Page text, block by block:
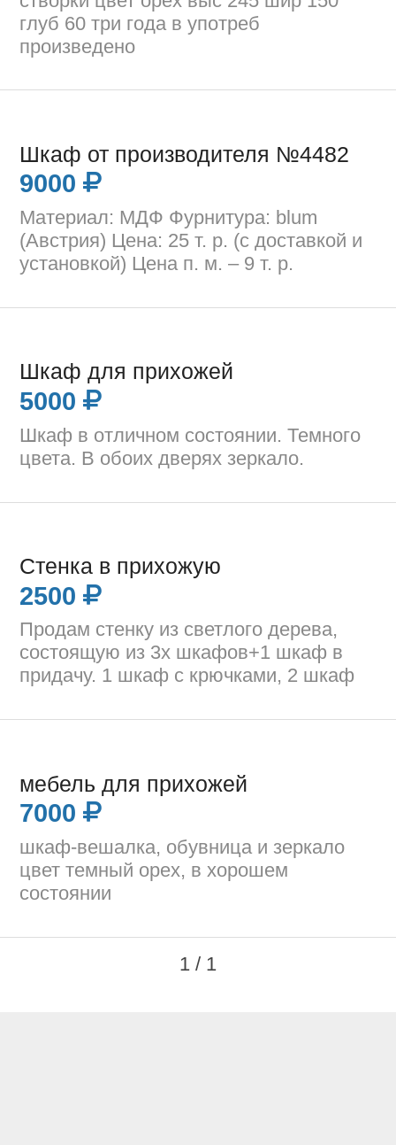
глуб 60 три года в употреб
произведено
Шкаф от производителя №4482
9000
Материал: МДФ Фурнитура: blum
(Австрия) Цена: 25 т. р. (с доставкой и
установкой) Цена п. м. – 9 т. р.
Шкаф для прихожей
5000
Шкаф в отличном состоянии. Темного
цвета. В обоих дверях зеркало.
Стенка в прихожую
2500
Продам стенку из светлого дерева,
состоящую из 3х шкафов+1 шкаф в
придачу. 1 шкаф с крючками, 2 шкаф
мебель для прихожей
7000
шкаф-вешалка, обувница и зеркало
цвет темный орех, в хорошем
состоянии
1 / 1